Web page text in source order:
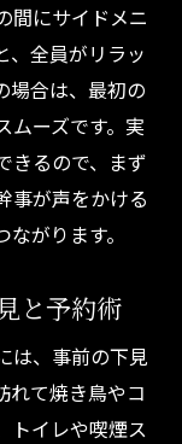
間にサイドメニ
、全員がリラッ
場合は、最初の
ムーズです。実
きるので、まず
事が声をかける
がります。
と予約術
は、事前の下見
れて焼き鳥やコ
トイレや喫煙ス